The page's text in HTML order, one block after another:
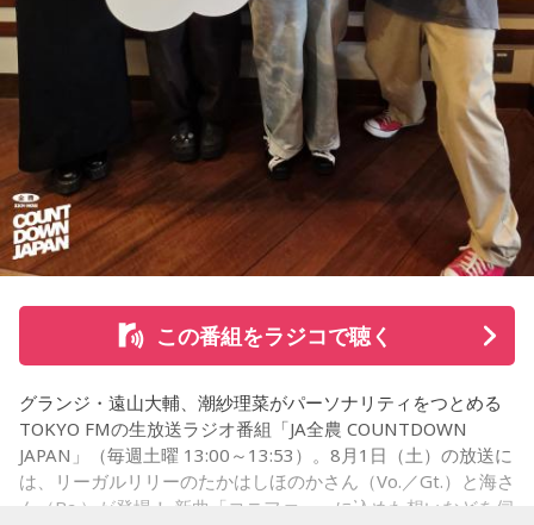
※インタビュアー：文化放送・斉藤一美アナウンサー
「友人と遊んだ時に言われたあの一言がずっとモヤモヤして
「優柔不断な性格のせいで、こんな事が…」
あなたの人生相談を送ってください。その相談を受け、中島
健人が遊戯王の話をします。
※ メールの件名は「決闘」でお願いします。
◎「中島健人イメージランキング」
街の人に調査したら、中島健人が1位にランクインしそうな
「ランキングのタイトルだけ」を送ってきてください。
＜例＞
・家の照明、指パッチンで消してそうランキング
・コンビニで「温めますか？」とか「レジ袋はいります
か？」とか聞かれる前に全部先に言ってきそうな男ランキン
この番組をラジコで聴く
グランジ・遠山大輔、潮紗理菜がパーソナリティをつとめる
TOKYO FMの生放送ラジオ番組「JA全農 COUNTDOWN
JAPAN」（毎週土曜 13:00～13:53）。8月1日（土）の放送に
は、リーガルリリーのたかはしほのかさん（Vo.／Gt.）と海さ
ん（Ba.）が登場！ 新曲「コニファー」に込めた想いなどを伺